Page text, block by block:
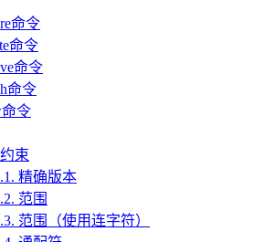
命令
命令
命令
命令
命令
束
精确版本
范围
范围（使用连字符）